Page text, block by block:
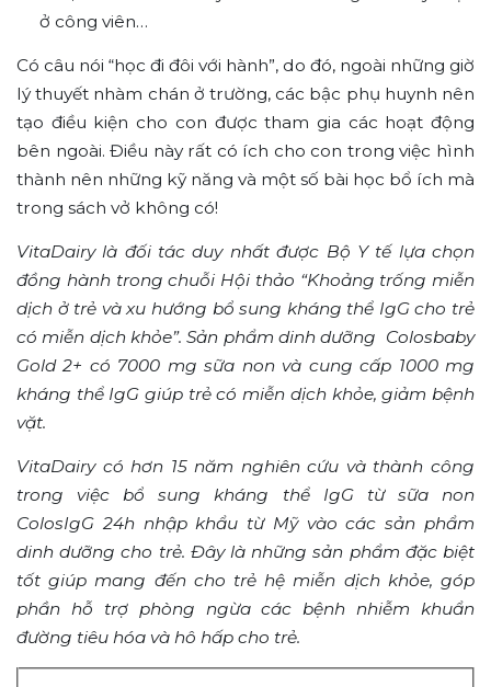
ở công viên…
Có câu nói “học đi đôi với hành”, do đó, ngoài những giờ
lý thuyết nhàm chán ở trường, các bậc phụ huynh nên
tạo điều kiện cho con được tham gia các hoạt động
bên ngoài. Điều này rất có ích cho con trong việc hình
thành nên những kỹ năng và một số bài học bổ ích mà
trong sách vở không có!
VitaDairy là đối tác duy nhất được Bộ Y tế lựa chọn
đồng hành trong chuỗi Hội thảo “Khoảng trống miễn
dịch ở trẻ và xu hướng bổ sung kháng thể IgG cho trẻ
có miễn dịch khỏe”. Sản phẩm dinh dưỡng Colosbaby
Gold 2+ có 7000 mg sữa non và cung cấp 1000 mg
kháng thể IgG giúp trẻ có miễn dịch khỏe, giảm bệnh
vặt.
VitaDairy có hơn 15 năm nghiên cứu và thành công
trong việc bổ sung kháng thể IgG từ sữa non
ColosIgG 24h nhập khẩu từ Mỹ vào các sản phẩm
dinh dưỡng cho trẻ. Đây là những sản phẩm đặc biệt
tốt giúp mang đến cho trẻ hệ miễn dịch khỏe, góp
phần hỗ trợ phòng ngừa các bệnh nhiễm khuẩn
đường tiêu hóa và hô hấp cho trẻ.